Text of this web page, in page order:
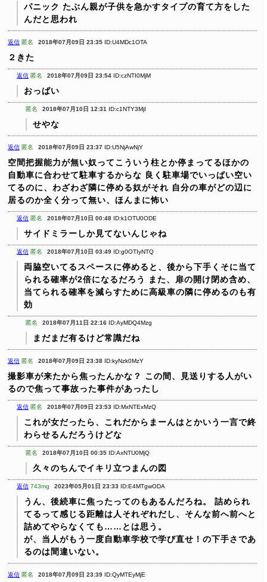
パニック たぶん親が子供を急かすタイプの育て方をした
んだと思われ
返信 匿名 2018年07月09日 23:35 ID:U4MDc1OTA
２きた
返信 匿名 2018年07月09日 23:54 ID:czNTI0MjM
おっぱい
匿名 2018年07月10日 12:31 ID:c1NTY3MjI
せやな
返信 匿名 2018年07月09日 23:37 ID:U5NjAwNjY
空間把握能力が無い奴ってこういう柱とか停まってるほかの
自動車に合わせて駐車するからな 良く駐車場でいっぱい空い
てるのに、わざわざ隣に停める奴がそれ 自分の車がどの辺に
居るのか全く分って無い、ほんまに怖い
返信 匿名 2018年07月10日 00:48 ID:k1OTU0ODE
サイドミラーしか見てないんじゃね
返信 匿名 2018年07月10日 03:49 ID:g0OTIyNTQ
両脇空いてるスペースに停めると、後から下手くそに当て
られる確率が2倍になるだろう
また、扉の開け閉め含め、
当てられる確率を減らすために高級車の隣に停めるのも有
効
匿名 2018年07月11日 22:16 ID:AyMDQ4Mzg
まだまだ有るけど常識だね
返信 匿名 2018年07月09日 23:38 ID:kyNzk0MzY
撮影車が来たから焦ったんかな？
この間、見送りする人がい
るので焦って事故った事件があったし
返信 匿名 2018年07月09日 23:53 ID:MxNTExMzQ
これが女だったら、これだからまーんはとかいう一言で終
わらせるんだろうけどな
匿名 2018年07月10日 00:35 ID:AxNTU0MjQ
久々のちんでイキリ立つまんの図
返信 743mg 2023年05月01日 23:33 ID:E4MTgwODA
うん、後続車に焦ったってのもあるんだろね。
詰められ
てるって感じる距離は人それぞれだし、そんな前へ前へと
詰めてやらなくても……とは思う。
が、当人がもう一度自動車学校で学び直せ！の下手さであ
るのは間違いない。
返信 匿名 2018年07月09日 23:39 ID:QyMTEyMjE